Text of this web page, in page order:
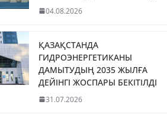
04.08.2026
ҚАЗАҚСТАНДА
ГИДРОЭНЕРГЕТИКАНЫ
ДАМЫТУДЫҢ 2035 ЖЫЛҒА
ДЕЙІНГІ ЖОСПАРЫ БЕКІТІЛДІ
31.07.2026